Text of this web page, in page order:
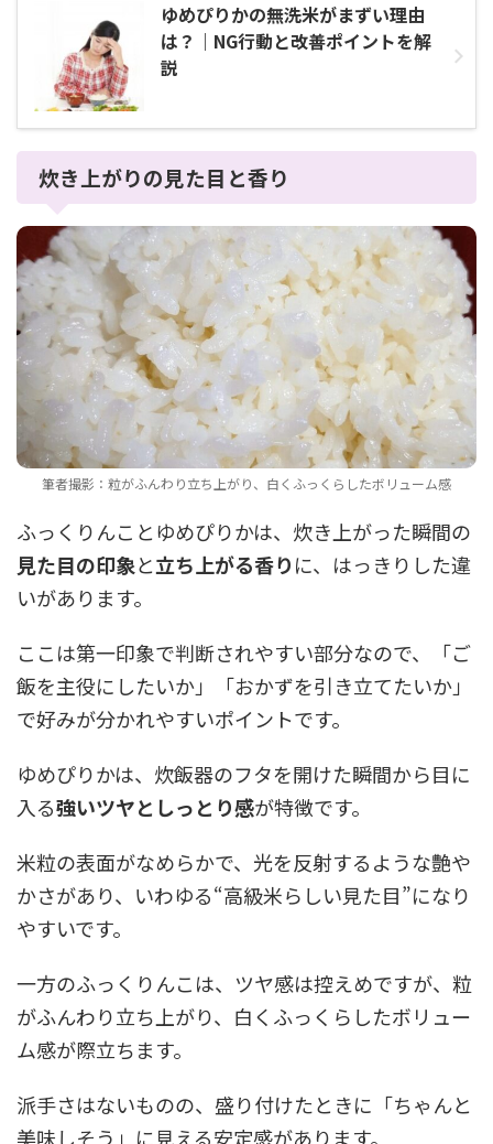
ゆめぴりかの無洗米がまずい理由
は？｜NG行動と改善ポイントを解
説
炊き上がりの見た目と香り
筆者撮影：粒がふんわり立ち上がり、白くふっくらしたボリューム感
ふっくりんことゆめぴりかは、炊き上がった瞬間の
見た目の印象と立ち上がる香りに、はっきりした違
いがあります。
ここは第一印象で判断されやすい部分なので、「ご
飯を主役にしたいか」「おかずを引き立てたいか」
で好みが分かれやすいポイントです。
ゆめぴりかは、炊飯器のフタを開けた瞬間から目に
入る強いツヤとしっとり感が特徴です。
米粒の表面がなめらかで、光を反射するような艶や
かさがあり、いわゆる“高級米らしい見た目”になり
やすいです。
一方のふっくりんこは、ツヤ感は控えめですが、粒
がふんわり立ち上がり、白くふっくらしたボリュー
ム感が際立ちます。
派手さはないものの、盛り付けたときに「ちゃんと
美味しそう」に見える安定感があります。